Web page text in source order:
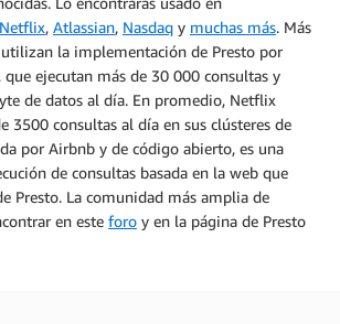
Netflix, Atlassian, Nasdaq y muchas más. Más
la implementación de Presto por
que ejecutan más de 30 000 consultas y
de datos al día. En promedio, Netflix
3500 consultas al día en sus clústeres de
por Airbnb y de código abierto, es una
de consultas basada en la web que
Presto. La comunidad más amplia de
en este foro y en la página de Presto